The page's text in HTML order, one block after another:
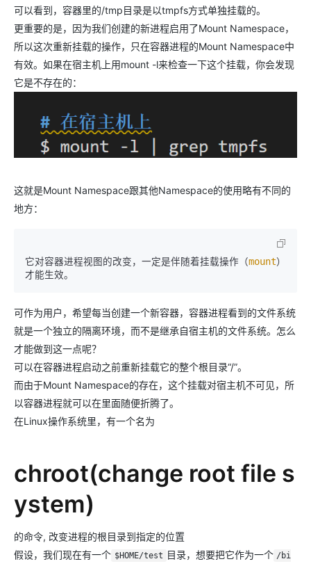
可以看到，容器里的/tmp目录是以tmpfs方式单独挂载的。
更重要的是，因为我们创建的新进程启用了Mount Namespace，
所以这次重新挂载的操作，只在容器进程的Mount Namespace中
有效。如果在宿主机上用mount -l来检查一下这个挂载，你会发现
它是不存在的：
这就是Mount Namespace跟其他Namespace的使用略有不同的
地方：
它对容器进程视图的改变，一定是伴随着挂载操作（mount）
才能生效。
可作为用户，希望每当创建一个新容器，容器进程看到的文件系统
就是一个独立的隔离环境，而不是继承自宿主机的文件系统。怎么
才能做到这一点呢？
可以在容器进程启动之前重新挂载它的整个根目录“/”。
而由于Mount Namespace的存在，这个挂载对宿主机不可见，所
以容器进程就可以在里面随便折腾了。
在Linux操作系统里，有一个名为
chroot(change root file s
ystem)
的命令, 改变进程的根目录到指定的位置
假设，我们现在有一个 $HOME/test 目录，想要把它作为一个 /bi